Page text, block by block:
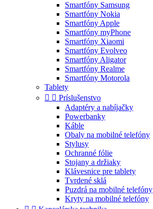
Smartfóny Samsung
Smartfóny Nokia
Smartfóny Apple
Smartfóny myPhone
Smartfóny Xiaomi
Smartfóny Evolveo
Smartfóny Aligator
Smartfóny Realme
Smartfóny Motorola
Tablety
  Príslušenstvo
Adaptéry a nabíjačky
Powerbanky
Káble
Obaly na mobilné telefóny
Stylusy
Ochranné fólie
Stojany a držiaky
Klávesnice pre tablety
Tvrdené sklá
Puzdrá na mobilné telefóny
Kryty na mobilné telefóny